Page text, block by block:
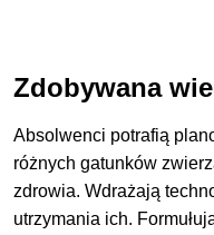
Zdobywana
Absolwenci potrafią
różnych gatunków
zdrowia. Wdrażają
utrzymania ich.